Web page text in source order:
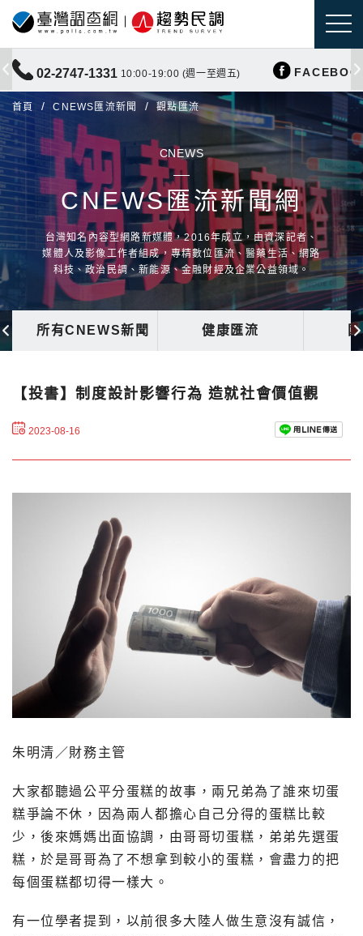
02-2747-1331 10:00-19:00 (週一至週五)
首頁 CNEWS匯流新聞 觀點匯流
CNEWS
CNEWS匯流新聞網
台灣知名內容型網路新媒體，2016年成立，由資深記者、
媒體人及影像工作者組成，專精數位匯流、醫藥生活、網路
科技、政治民調、新能源、金融財經及企業公益領域。
所有CNEWS新聞 健康匯流
【投書】制度設計影響行為 造就社會價值觀
2023-08-16
朱明清／財務主管
大家都聽過公平分蛋糕的故事，兩兄弟為了誰來切蛋
糕爭論不休，因為兩人都擔心自己分得的蛋糕比較
少，後來媽媽出面協調，由哥哥切蛋糕，弟弟先選蛋
糕，於是哥哥為了不想拿到較小的蛋糕，會盡力的把
每個蛋糕都切得一樣大。
有一位學者提到，以前很多大陸人做生意沒有誠信，